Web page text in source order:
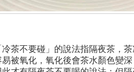
茶不要碰」的說法指隔夜茶，
被氧化，氧化後會茶水顏色變